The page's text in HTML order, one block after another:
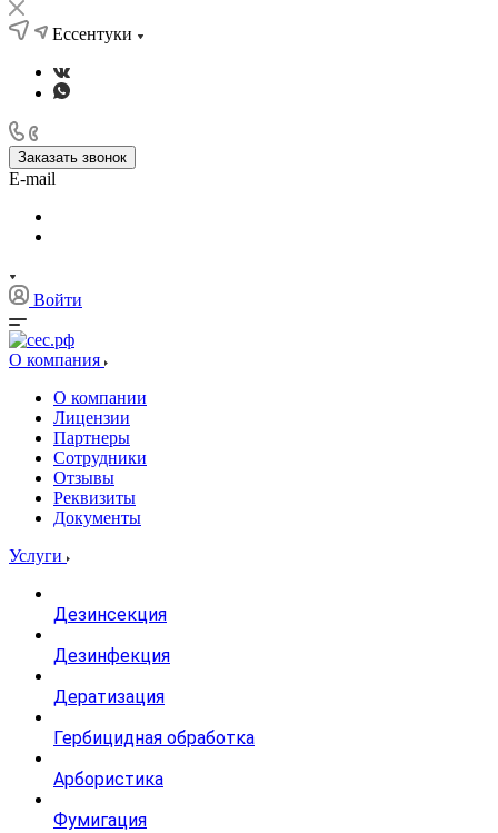
Ессентуки
Заказать звонок
E-mail
Войти
О компания
О компании
Лицензии
Партнеры
Сотрудники
Отзывы
Реквизиты
Документы
Услуги
Дезинсекция
Дезинфекция
Дератизация
Гербицидная обработка
Арбористика
Фумигация